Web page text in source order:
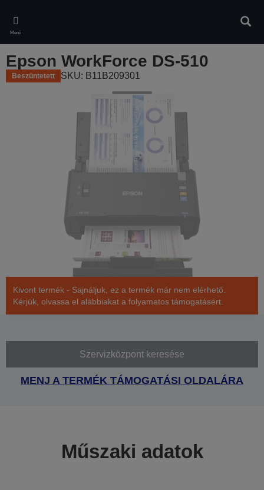
main
content
Menü
Epson WorkForce DS-510
Beszüntetett SKU: B11B209301
Kivont termék - Sajnáljuk, ez a termék már nem elérhető.
Kérjük, olvassa el alábbiakat a folyamatos támogatásért.
Szervizközpont keresése
MENJ A TERMÉK TÁMOGATÁSI OLDALÁRA
Műszaki adatok